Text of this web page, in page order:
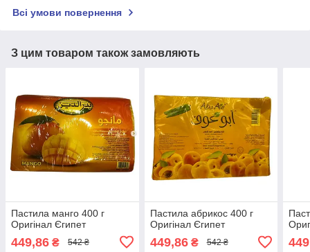
Всі умови повернення
З цим товаром також замовляють
Пастила манго 400 г
Оригінал Єгипет
449,86 ₴ 542 ₴
Пастила абрикос 400 г
Оригінал Єгипет
449,86₴ 542 ₴